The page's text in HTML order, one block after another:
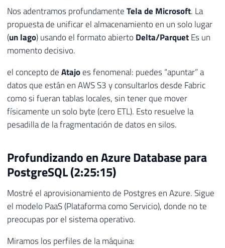
Nos adentramos profundamenteTela de Microsoft. La
propuesta de unificar el almacenamiento en un solo lugar
(un lago) usando el formato abierto Delta/ParquetEs un
momento decisivo.
el concepto deAtajoes fenomenal: puedes “apuntar” a
datos que están en AWS S3 y consultarlos desde Fabric
como si fueran tablas locales, sin tener que mover
físicamente un solo byte (cero ETL). Esto resuelve la
pesadilla de la fragmentación de datos en silos.
Profundizando en Azure Database para
PostgreSQL (2:25:15)
Mostré el aprovisionamiento de Postgres en Azure. Sigue
el modelo PaaS (Plataforma como Servicio), donde no te
preocupas por el sistema operativo.
Miramos los perfiles de la máquina: